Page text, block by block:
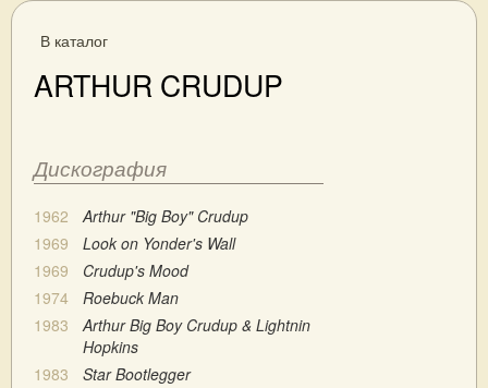
В каталог
ARTHUR CRUDUP
Дискография
1962
Arthur "Big Boy" Crudup
1969
Look on Yonder's Wall
1969
Crudup's Mood
1974
Roebuck Man
1983
Arthur Big Boy Crudup & Lightnin
Hopkins
1983
Star Bootlegger